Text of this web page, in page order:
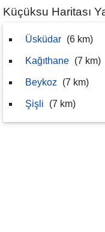
Küçüksu Haritası
Üsküdar (6 km)
Kağıthane (7 km)
Beykoz (7 km)
Şişli (7 km)